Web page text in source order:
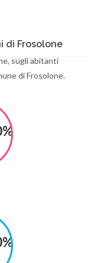
di Frosolone
sugli abitanti
di Frosolone.